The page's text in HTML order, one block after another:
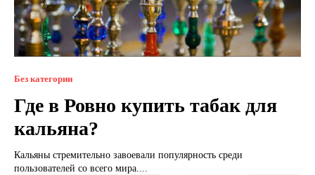
Без категории
Где в Ровно купить табак для
кальяна?
Кальяны стремительно завоевали популярность среди
пользователей со всего мира....